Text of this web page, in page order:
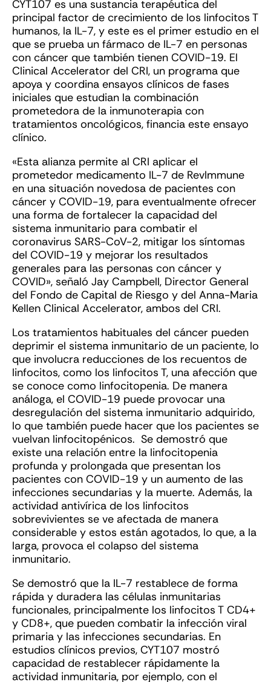
CYT107 es una sustancia terapéutica del
principal factor de crecimiento de los linfocitos T
humanos, la IL-7, y este es el primer estudio en el
que se prueba un fármaco de IL-7 en personas
con cáncer que también tienen COVID-19. El
Clinical Accelerator del CRI, un programa que
apoya y coordina ensayos clínicos de fases
iniciales que estudian la combinación
prometedora de la inmunoterapia con
tratamientos oncológicos, financia este ensayo
clínico.
«Esta alianza permite al CRI aplicar el
prometedor medicamento IL-7 de RevImmune
en una situación novedosa de pacientes con
cáncer y COVID-19, para eventualmente ofrecer
una forma de fortalecer la capacidad del
sistema inmunitario para combatir el
coronavirus SARS-CoV-2, mitigar los síntomas
del COVID-19 y mejorar los resultados
generales para las personas con cáncer y
COVID», señaló Jay Campbell, Director General
del Fondo de Capital de Riesgo y del Anna-Maria
Kellen Clinical Accelerator, ambos del CRI.
Los tratamientos habituales del cáncer pueden
deprimir el sistema inmunitario de un paciente, lo
que involucra reducciones de los recuentos de
linfocitos, como los linfocitos T, una afección que
se conoce como linfocitopenia. De manera
análoga, el COVID-19 puede provocar una
desregulación del sistema inmunitario adquirido,
lo que también puede hacer que los pacientes se
vuelvan linfocitopénicos. Se demostró que
existe una relación entre la linfocitopenia
profunda y prolongada que presentan los
pacientes con COVID-19 y un aumento de las
infecciones secundarias y la muerte. Además, la
actividad antivírica de los linfocitos
sobrevivientes se ve afectada de manera
considerable y estos están agotados, lo que, a la
larga, provoca el colapso del sistema
inmunitario.
Se demostró que la IL-7 restablece de forma
rápida y duradera las células inmunitarias
funcionales, principalmente los linfocitos T CD4+
y CD8+, que pueden combatir la infección viral
primaria y las infecciones secundarias. En
estudios clínicos previos, CYT107 mostró
capacidad de restablecer rápidamente la
actividad inmunitaria, por ejemplo, con el